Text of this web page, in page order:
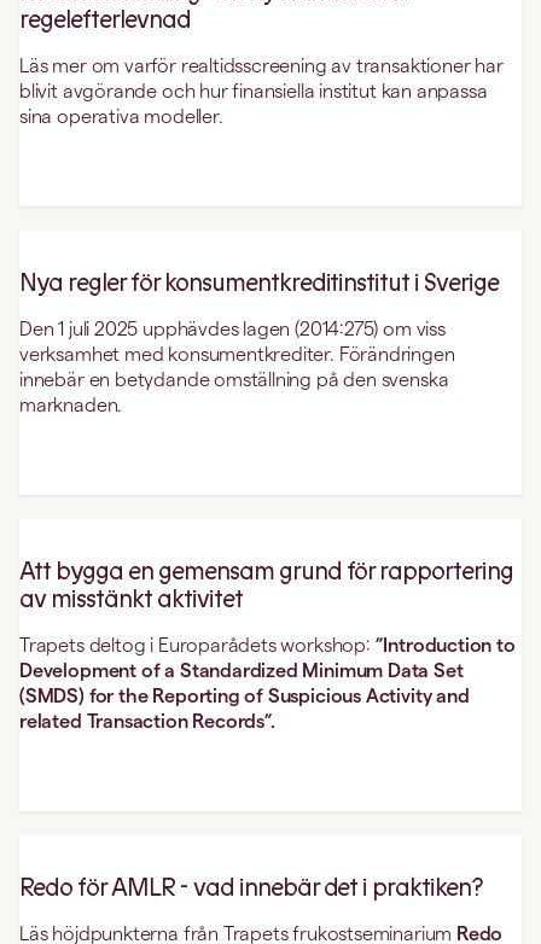
regelefterlevnad
Läs mer om varför realtidsscreening av transaktioner har
blivit avgörande och hur finansiella institut kan anpassa
sina operativa modeller.
Nya regler för konsumentkreditinstitut i Sverige
Den 1 juli 2025 upphävdes lagen (2014:275) om viss
verksamhet med konsumentkrediter. Förändringen
innebär en betydande omställning på den svenska
marknaden.
Att bygga en gemensam grund för rapportering
av misstänkt aktivitet
Trapets deltog i Europarådets workshop: ”Introduction to
Development of a Standardized Minimum Data Set
(SMDS) for the Reporting of Suspicious Activity and
related Transaction Records”.
Redo för AMLR - vad innebär det i praktiken?
Läs höjdpunkterna från Trapets frukostseminarium Redo